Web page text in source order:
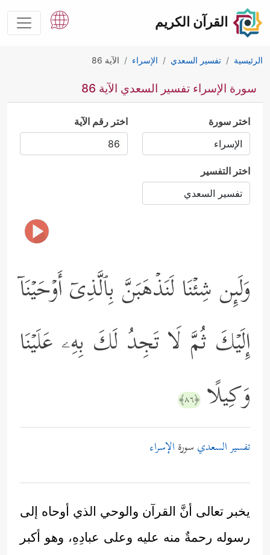
القرآن الكريم
الرئيسية تفسير السعدي الإسراء الآية 86
سورة الإسراء تفسير السعدي الآية 86
اختر سورة اختر رقم الآية
اختر التفسير
وَلَىِٕن شِئۡنَا لَنَذۡهَبَنَّ بِٱلَّذِیۤ أَوۡحَیۡنَاۤ
إِلَیۡكَ ثُمَّ لَا تَجِدُ لَكَ بِهِۦ عَلَیۡنَا
وَكِیلًا ﴿٨٦﴾
تفسير السعدي سورة الإسراء
يخبر تعالى أنَّ القرآن والوحي الذي أوحاه إلى
رسوله رحمةٌ منه عليه وعلى عبادِهِ، وهو أكبر